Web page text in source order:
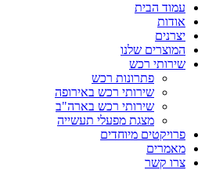
עמוד הבית
אודות
יצרנים
המוצרים שלנו
שירותי רכש
פתרונות רכש
שירותי רכש באירופה
שירותי רכש בארה"ב
מצגת מפעלי תעשייה
פרויקטים מיוחדים
מאמרים
צרו קשר